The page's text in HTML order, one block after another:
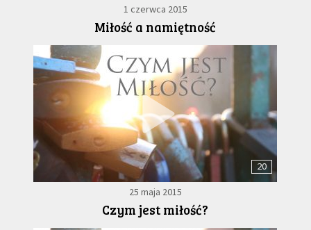
1 czerwca 2015
Miłość a namiętność
20
25 maja 2015
Czym jest miłość?